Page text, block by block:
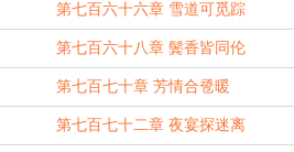
第七百六十六章 雪道可觅踪
第七百六十八章 鬓香皆同伦
第七百七十章 芳情合卺暖
第七百七十二章 夜宴探迷离